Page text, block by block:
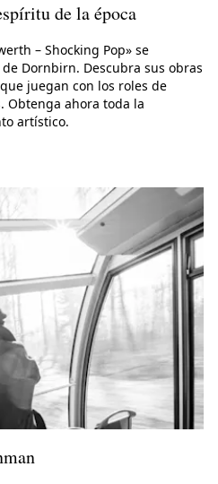
de la época
– Shocking Pop» se
de Dornbirn. Descubra sus obras
juegan con los roles de
Obtenga ahora toda la
artístico.